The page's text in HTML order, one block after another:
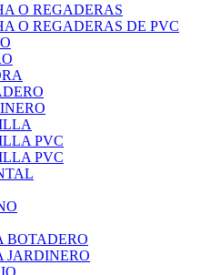
O REGADERAS
O REGADERAS DE PVC
PVC
PVC
BOTADERO
JARDINERO